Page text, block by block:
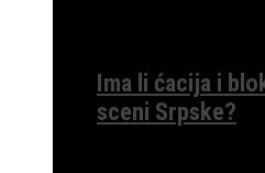
Ima li ćacija i
sceni Srpske?